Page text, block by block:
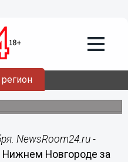
в Нижнем
пьяную езду
медицинского
NewsRoom24.ru -
Нижнем Новгороде за